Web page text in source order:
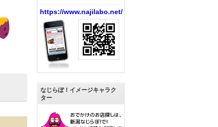
https://www.najilabo.net/
なじらぼ！イメージキャラク
ター